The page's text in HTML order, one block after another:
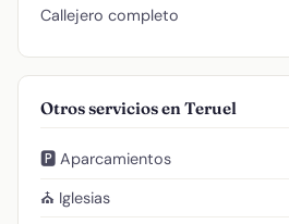
Callejero completo
Otros servicios en Teruel
🅿️ Aparcamientos
⛪ Iglesias